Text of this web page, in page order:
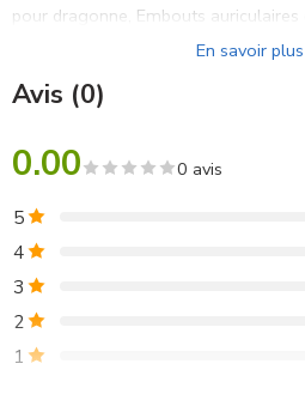
pour dragonne, Embouts
XS, S, M, L), Câble Lightning vers
pour dragonne, Embouts auriculaires
d’âge (description) Adulte
En savoir plus
Avis (0)
0.00 0 avis
5
4
3
2
1